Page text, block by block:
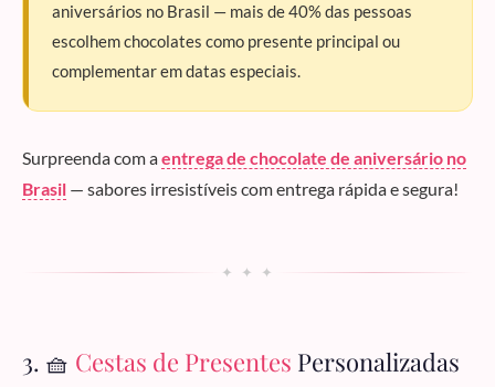
aniversários no Brasil — mais de 40% das pessoas
escolhem chocolates como presente principal ou
complementar em datas especiais.
Surpreenda com aentrega de chocolate de aniversário no
Brasil — sabores irresistíveis com entrega rápida e segura!
✦ ✦ ✦
3. 🧺 Cestas de Presentes Personalizadas